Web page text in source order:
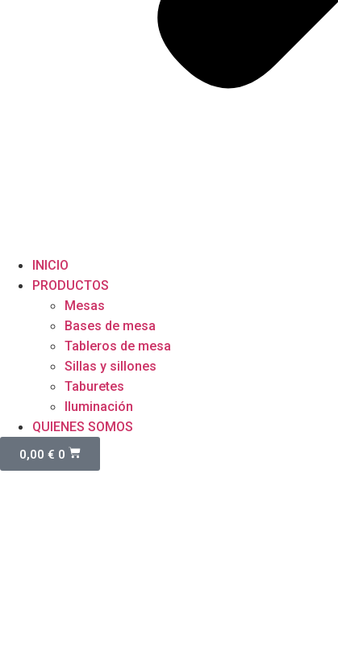
INICIO
PRODUCTOS
Mesas
Bases de mesa
Tableros de mesa
Sillas y sillones
Taburetes
Iluminación
QUIENES SOMOS
0,00 € 0